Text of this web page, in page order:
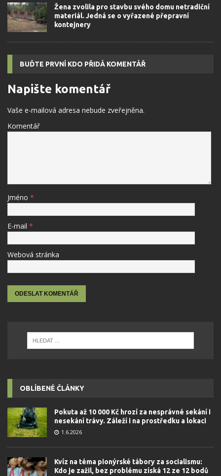
Žena zvolila pro stavbu svého domu netradiční
materiál. Jedná se o vyřazené přepravní
kontejnery
BUĎTE PRVNÍ KDO PŘIDÁ KOMENTÁŘ
Napište komentář
Vaše e-mailová adresa nebude zveřejněna.
Komentář
Jméno *
E-mail *
Webová stránka
OBLÍBENÉ ČLÁNKY
Pokuta až 10 000 Kč hrozí za nesprávné sekání i
nesekání trávy. Záleží i na prostředku a lokaci
1.6.2026
Kvíz na téma pionýrské tábory za socialismu:
Kdo je zažil, bez problému získá 12 ze 12 bodů